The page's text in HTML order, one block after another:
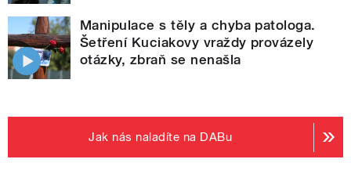
Manipulace s těly a chyba patologa.
Šetření Kuciakovy vraždy provázely
otázky, zbraň se nenašla
Jak nás naladíte na DABu